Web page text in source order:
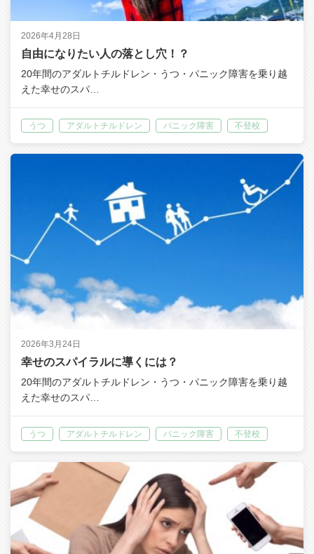
2026年4月28日
自由になりたい人の落とし穴！？
20年間のアダルトチルドレン・うつ・パニック障害を乗り越
えた幸せのスパ…
うつ アダルトチルドレン パニック障害 不登校
2026年3月24日
幸せのスパイラルに導くには？
20年間のアダルトチルドレン・うつ・パニック障害を乗り越
えた幸せのスパ…
うつ アダルトチルドレン パニック障害 不登校